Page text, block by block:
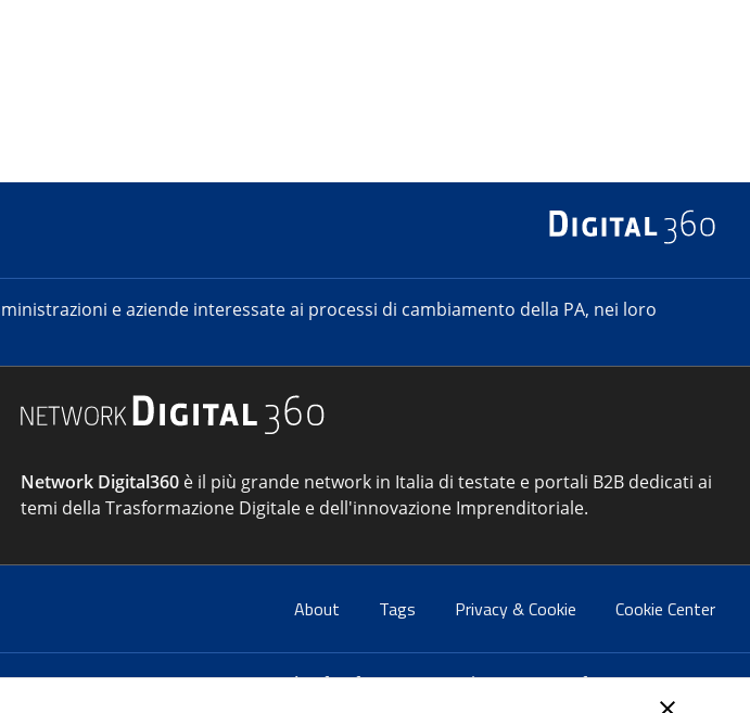
e aziende interessate ai processi di cambiamento della PA, nei loro
Network Digital360 è il più grande network in Italia di testate e portali B2B dedicati ai
temi della Trasformazione Digitale e dell'innovazione Imprenditoriale.
About Tags Privacy & Cookie Cookie Center
Contatti:info@forumpa.it- tel. 06 684251 - fax. 06 68425433